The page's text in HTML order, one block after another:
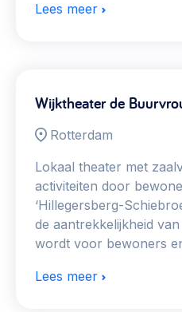
Lees meer
Wijktheater de
Rotterdam
Lokaal theater met
activiteiten door
‘Hillegersberg-
de aantrekkelijkheid
wordt voor bewoners
Lees meer